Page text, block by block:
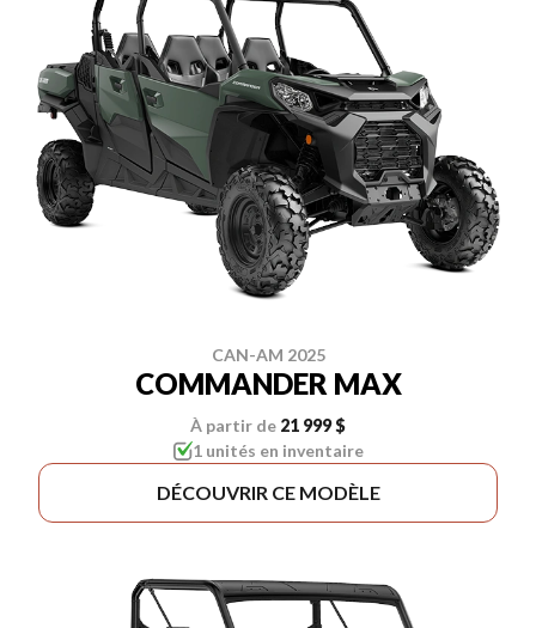
CAN-AM 2025
COMMANDER MAX
À partir de 21 999 $
1 unités en inventaire
DÉCOUVRIR CE MODÈLE